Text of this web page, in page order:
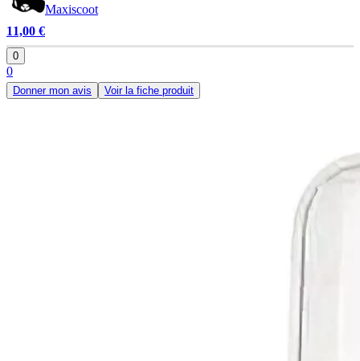
Maxiscoot
11,00 €
0
0
Donner mon avis Voir la fiche produit